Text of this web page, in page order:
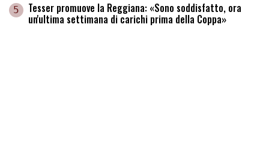
5 Tesser promuove la Reggiana: «Sono soddisfatto, ora
un'ultima settimana di carichi prima della Coppa»